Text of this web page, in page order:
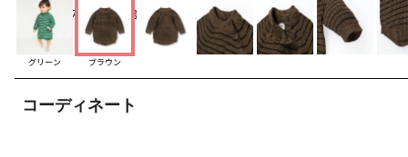
グリーン ブラウン
コーディネート
お気に入りアイテム登録者数 151 人